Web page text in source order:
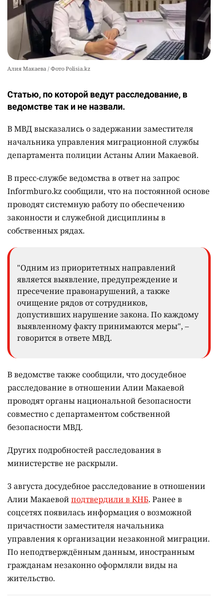
Алия Макаева / Фото Polisia.kz
Статью, по которой ведут расследование, в
ведомстве так и не назвали.
В МВД высказались о задержании заместителя
начальника управления миграционной службы
департамента полиции Астаны Алии Макаевой.
В пресс-службе ведомства в ответ на запрос
Informburo.kz сообщили, что на постоянной основе
проводят системную работу по обеспечению
законности и служебной дисциплины в
собственных рядах.
"Одним из приоритетных направлений
является выявление, предупреждение и
пресечение правонарушений, а также
очищение рядов от сотрудников,
допустивших нарушение закона. По каждому
выявленному факту принимаются меры", –
говорится в ответе МВД.
В ведомстве также сообщили, что досудебное
расследование в отношении Алии Макаевой
проводят органы национальной безопасности
совместно с департаментом собственной
безопасности МВД.
Других подробностей расследования в
министерстве не раскрыли.
3 августа досудебное расследование в отношении
Алии Макаевойподтвердили в КНБ. Ранее в
соцсетях появилась информация о возможной
причастности заместителя начальника
управления к организации незаконной миграции.
По неподтверждённым данным, иностранным
гражданам незаконно оформляли виды на
жительство.